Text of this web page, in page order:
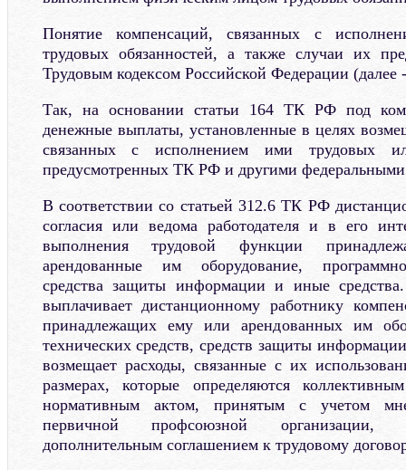
Понятие компенсаций, связанных с
трудовых обязанностей, а также случаи их
Трудовым кодексом Российской Федерации
Так, на основании статьи 164 ТК РФ под
денежные выплаты, установленные в целях
связанных с исполнением ими трудовых
предусмотренных ТК РФ и другими федеральными
В соответствии со статьей 312.6 ТК РФ
согласия или ведома работодателя и в его
выполнения трудовой функции
арендованные им оборудование,
средства защиты информации и иные
выплачивает дистанционному работнику
принадлежащих ему или арендованных им
технических средств, средств защиты
возмещает расходы, связанные с их
размерах, которые определяются
нормативным актом, принятым с учетом
первичной профсоюзной организации,
дополнительным соглашением к трудовому